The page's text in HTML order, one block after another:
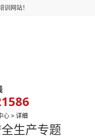
网站！
心> 详细
生产专题